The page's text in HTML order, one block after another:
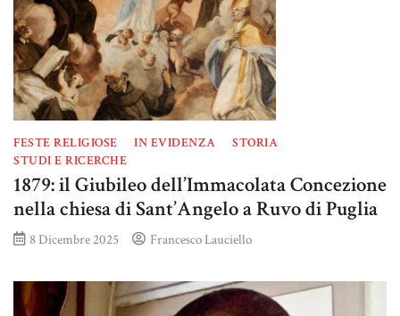
FESTE RELIGIOSE IN EVIDENZA
STORIA
STUDI E RICERCHE
1879: il Giubileo dell’Immacolata Concezione
nella chiesa di Sant’Angelo a Ruvo di Puglia
8 Dicembre 2025 Francesco Lauciello